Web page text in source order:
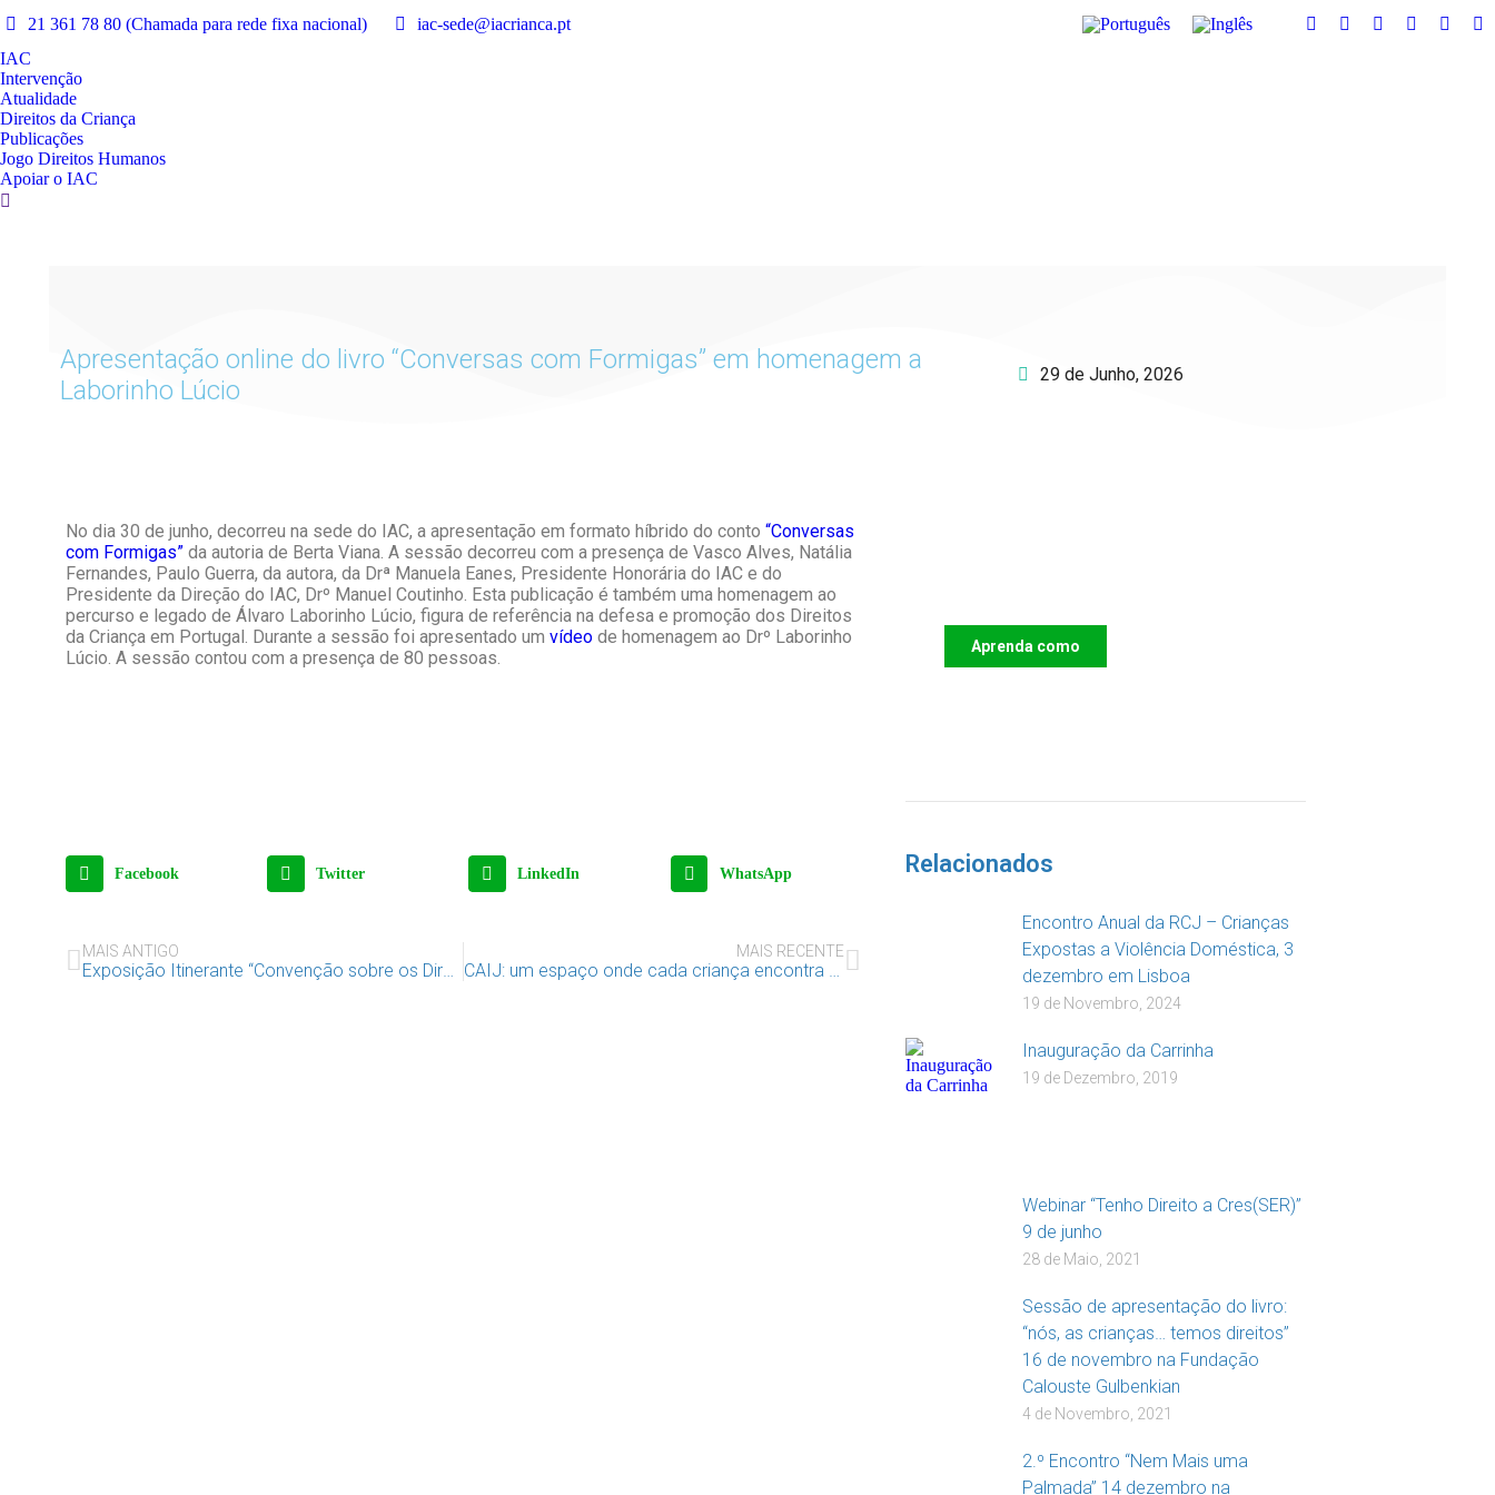
21 361 78 80 (Chamada para rede fixa nacional)
iac-sede@iacrianca.pt
IAC
Intervenção
Atualidade
Direitos da Criança
Publicações
Jogo Direitos Humanos
Apoiar o IAC
Apresentação online do livro “Conversas com Formigas” em homenagem a
Laborinho Lúcio
29 de Junho, 2026
No dia 30 de junho, decorreu na sede do IAC, a apresentação em formato híbrido do conto “Conversas
com Formigas” da autoria de Berta Viana. A sessão decorreu com a presença de Vasco Alves, Natália
Fernandes, Paulo Guerra, da autora, da Drª Manuela Eanes, Presidente Honorária do IAC e do
Presidente da Direção do IAC, Drº Manuel Coutinho. Esta publicação é também uma homenagem ao
percurso e legado de Álvaro Laborinho Lúcio, figura de referência na defesa e promoção dos Direitos
da Criança em Portugal. Durante a sessão foi apresentado um vídeo de homenagem ao Drº Laborinho
Lúcio. A sessão contou com a presença de 80 pessoas.
Facebook Twitter LinkedIn WhatsApp
MAIS ANTIGO
Exposição Itinerante “Convenção sobre os Direitos da Criança” no CED Jacob Rodrigues Pereira
MAIS RECENTE
CAIJ: um espaço onde cada criança encontra oportunidades para crescer
Aprenda como
Relacionados
Encontro Anual da RCJ – Crianças
Expostas a Violência Doméstica, 3
dezembro em Lisboa
19 de Novembro, 2024
Inauguração da Carrinha
19 de Dezembro, 2019
Webinar “Tenho Direito a Cres(SER)”
9 de junho
28 de Maio, 2021
Sessão de apresentação do livro:
“nós, as crianças… temos direitos”
16 de novembro na Fundação
Calouste Gulbenkian
4 de Novembro, 2021
2.º Encontro “Nem Mais uma
Palmada” 14 dezembro na